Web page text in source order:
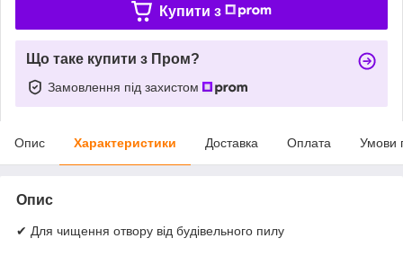
Купити з
Що таке купити з Пром?
Замовлення під захистом
Опис Характеристики Доставка Оплата Умови
Опис
✔ Для чищення отвору від будівельного пилу